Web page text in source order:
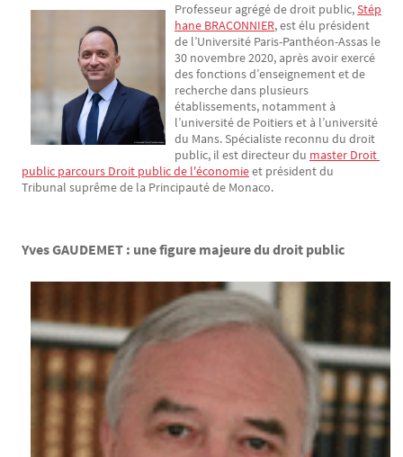
Professeur agrégé de droit public,Stép
hane BRACONNIER, est élu président
de l’Université Paris-Panthéon-Assas le
30 novembre 2020, après avoir exercé
des fonctions d’enseignement et de
recherche dans plusieurs
établissements, notamment à
l’université de Poitiers et à l’université
du Mans. Spécialiste reconnu du droit
public, il est directeur du master Droit
public parcours Droit public de l'économieet président du
Tribunal suprême de la Principauté de Monaco.
Yves GAUDEMET : une figure majeure du droit public